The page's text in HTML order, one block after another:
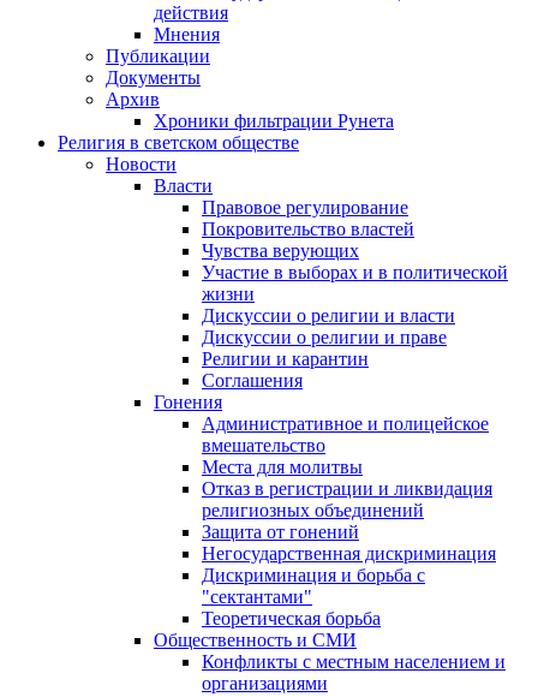
действия
Мнения
Публикации
Документы
Архив
Хроники фильтрации Рунета
Религия в светском обществе
Новости
Власти
Правовое регулирование
Покровительство властей
Чувства верующих
Участие в выборах и в политической
жизни
Дискуссии о религии и власти
Дискуссии о религии и праве
Религии и карантин
Соглашения
Гонения
Административное и полицейское
вмешательство
Места для молитвы
Отказ в регистрации и ликвидация
религиозных объединений
Защита от гонений
Негосударственная дискриминация
Дискриминация и борьба с
"сектантами"
Теоретическая борьба
Общественность и СМИ
Конфликты с местным населением и
организациями